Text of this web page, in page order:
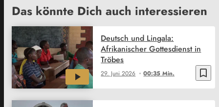
Das könnte Dich auch interessieren
bookmark_border
29. Juni 2026 00:35 Min.
Deutsch und Lingala:
Afrikanischer Gottesdienst in
Tröbes